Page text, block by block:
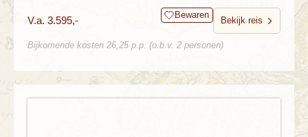
V.a. 3.595,- Bewaren
Bekijk reis
Bijkomende kosten 26,25 p.p. (o.b.v. 2 personen)